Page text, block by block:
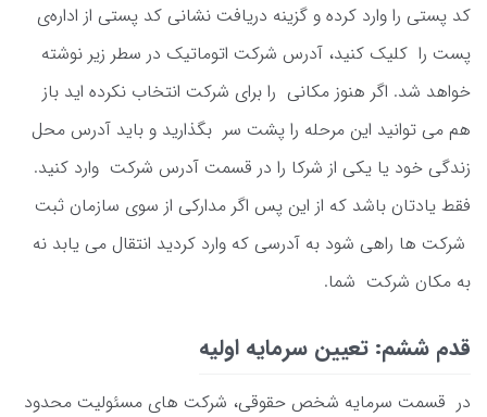
کد پستی را وارد کرده و گزینه دریافت نشانی کد پستی از اداره‌ی
پست را کلیک کنید، آدرس شرکت اتوماتیک در سطر زیر نوشته
خواهد شد. اگر هنوز مکانی را برای شرکت انتخاب نکرده اید باز
هم می توانید این مرحله را پشت سر بگذارید و باید آدرس محل
زندگی خود یا یکی از شرکا را در قسمت آدرس شرکت وارد کنید.
فقط یادتان باشد که از این پس اگر مدارکی از سوی سازمان ثبت
شرکت ها راهی شود به آدرسی که وارد کردید انتقال می یابد نه
به مکان شرکت شما.
قدم ششم: تعیین سرمایه اولیه
در قسمت سرمایه شخص حقوقی، شرکت های مسئولیت محدود